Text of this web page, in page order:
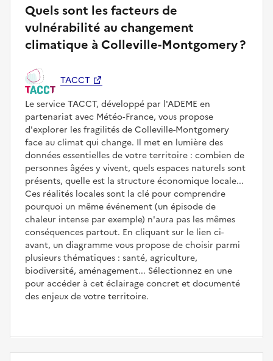
Quels sont les facteurs de
vulnérabilité au changement
climatique à Colleville-Montgomery ?
TACCT
Le service TACCT, développé par l'ADEME en
partenariat avec Météo‑France, vous propose
d'explorer les fragilités de Colleville-Montgomery
face au climat qui change. Il met en lumière des
données essentielles de votre territoire : combien de
personnes âgées y vivent, quels espaces naturels sont
présents, quelle est la structure économique locale...
Ces réalités locales sont la clé pour comprendre
pourquoi un même événement (un épisode de
chaleur intense par exemple) n'aura pas les mêmes
conséquences partout. En cliquant sur le lien ci-
avant, un diagramme vous propose de choisir parmi
plusieurs thématiques : santé, agriculture,
biodiversité, aménagement... Sélectionnez en une
pour accéder à cet éclairage concret et documenté
des enjeux de votre territoire.